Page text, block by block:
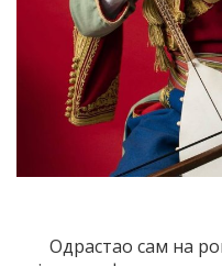
Одрастао сам на